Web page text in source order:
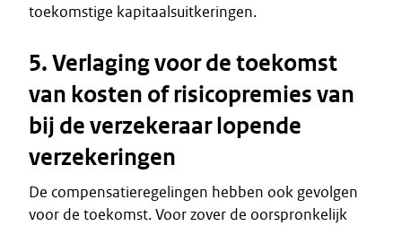
toekomstige kapitaalsuitkeringen.
5. Verlaging voor de toekomst
van kosten of risicopremies van
bij de verzekeraar lopende
verzekeringen
De compensatieregelingen hebben ook gevolgen
voor de toekomst. Voor zover de oorspronkelijk